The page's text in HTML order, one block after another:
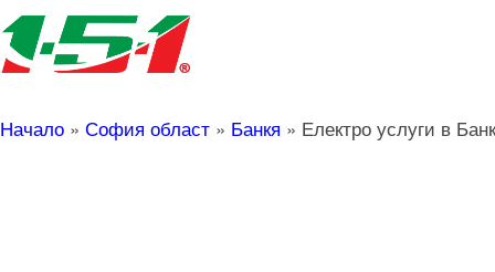
Начало » София област » Банкя » Електро услуги в